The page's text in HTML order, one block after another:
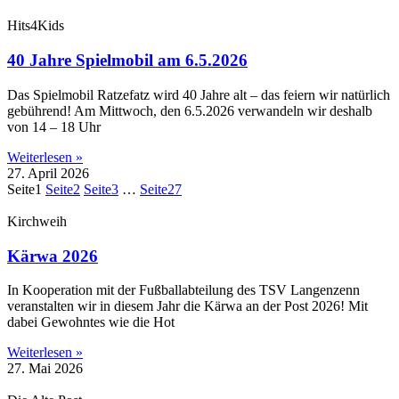
Hits4Kids
40 Jahre Spielmobil am 6.5.2026
Das Spielmobil Ratzefatz wird 40 Jahre alt – das feiern wir natürlich
gebührend! Am Mittwoch, den 6.5.2026 verwandeln wir deshalb
von 14 – 18 Uhr
Weiterlesen »
27. April 2026
Seite1 Seite2 Seite3 … Seite27
Kirchweih
Kärwa 2026
In Kooperation mit der Fußballabteilung des TSV Langenzenn
veranstalten wir in diesem Jahr die Kärwa an der Post 2026! Mit
dabei Gewohntes wie die Hot
Weiterlesen »
27. Mai 2026